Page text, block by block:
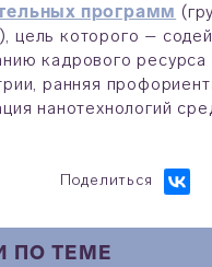
программ
которого –
кадрового ресурса
ранняя
нанотехнологий
Поделиться
ПО ТЕМЕ